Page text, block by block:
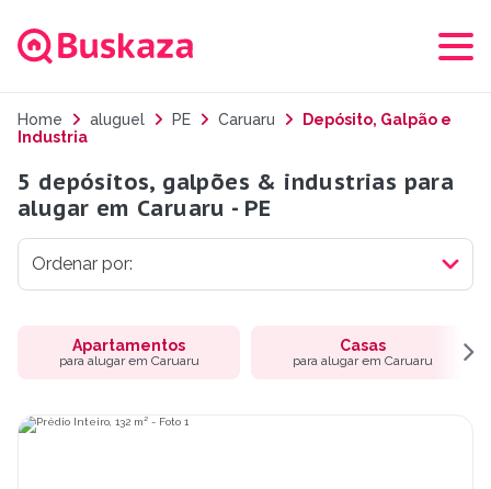
Home aluguel PE Caruaru
Depósito, Galpão e
Industria
5 depósitos, galpões & industrias para
alugar em Caruaru - PE
Apartamentos
para alugar em Caruaru
Casas
para alugar em Caruaru